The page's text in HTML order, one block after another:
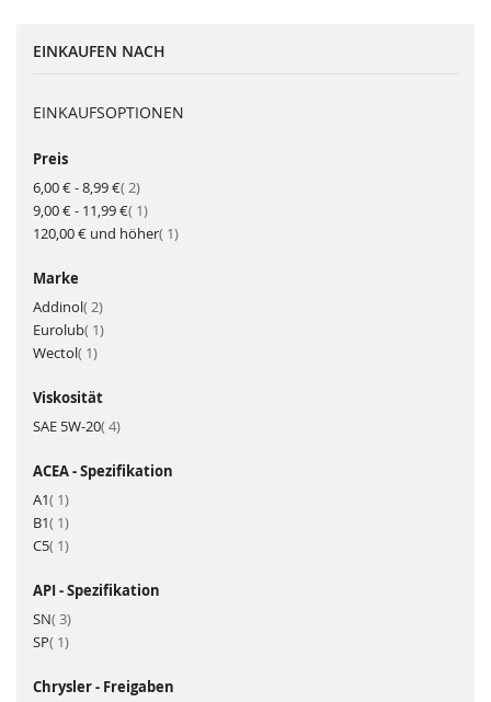
EINKAUFEN NACH
EINKAUFSOPTIONEN
Preis
6,00 €-8,99 € 2Artikel
9,00 €- 11,99 € 1Artikel
120,00 € und höher 1Artikel
Marke
Addinol 2Artikel
Eurolub 1Artikel
Wectol 1Artikel
Viskosität
SAE 5W-20 4Artikel
ACEA - Spezifikation
A1 1Artikel
B1 1Artikel
C5 1Artikel
API - Spezifikation
SN 3Artikel
SP 1Artikel
Chrysler - Freigaben